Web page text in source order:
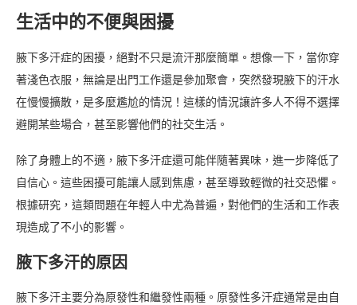
生活中的不便與困擾
腋下多汗症的困擾，絕對不只是流汗那麼簡單。想像一下，當你穿
著淺色衣服，無論是出門工作還是參加聚會，突然發現腋下的汗水
在慢慢擴散，是多麼尷尬的情況！這樣的情況讓許多人不得不選擇
避開某些場合，甚至影響他們的社交生活。
除了身體上的不適，腋下多汗症還可能伴隨著異味，進一步降低了
自信心。這些困擾可能讓人感到焦慮，甚至導致輕微的社交恐懼。
根據研究，這類問題在年輕人中尤為普遍，對他們的生活和工作表
現造成了不小的影響。
腋下多汗的原因
腋下多汗主要分為原發性和繼發性兩種。原發性多汗症通常是由自